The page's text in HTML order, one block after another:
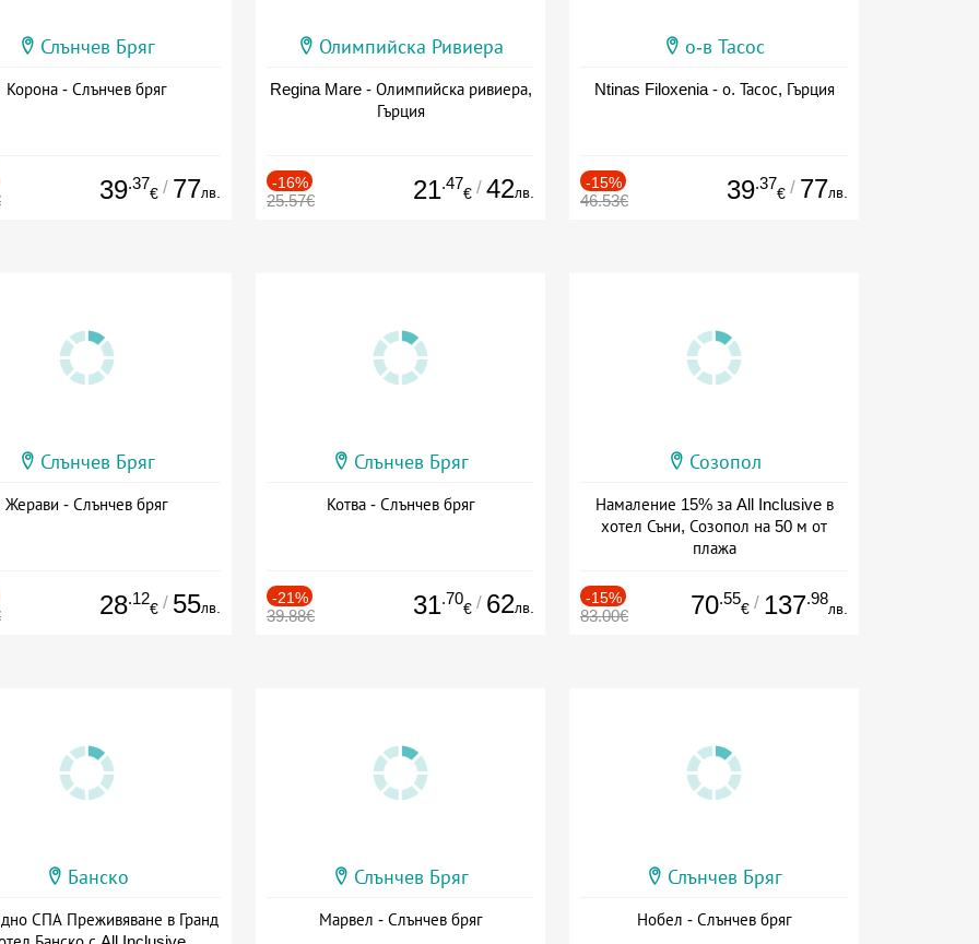
Слънчев Бряг
Корона - Слънчев бряг
39.37
€ / 77лв.
Олимпийска Ривиера
Regina Mare - Олимпийска ривиера,
Гърция
-16%
25.57€ 21.47
€ / 42лв.
о-в Тасос
Ntinas Filoxenia - о. Тасос, Гърция
-15%
46.53€ 39.37
€ / 77лв.
Слънчев Бряг
Жерави - Слънчев бряг
28.12
€ / 55лв.
Слънчев Бряг
Котва - Слънчев бряг
-21%
39.88€ 31.70
€ / 62лв.
Созопол
Намаление 15% за All Inclusive в
хотел Съни, Созопол на 50 м от
плажа
-15%
83.00€ 70.55
€ / 137.98
лв.
Банско
СПА Преживяване в Гранд
Слънчев Бряг
Марвел - Слънчев бряг
Слънчев Бряг
Нобел - Слънчев бряг